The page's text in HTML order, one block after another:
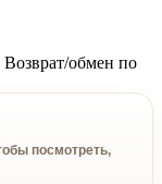
Возврат/обмен по
посмотреть,